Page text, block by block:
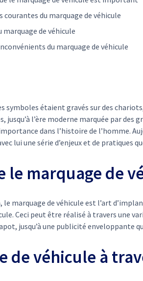
courantes du marquage de véhicule
de véhicule
du marquage de véhicule
symboles étaient gravés sur des
jusqu’à l’ère moderne marquée par des
dans l’histoire de l’homme.
lui une série d’enjeux et de pratiques
le marquage de
marquage de véhicule est l’art
Ceci peut être réalisé à travers une
jusqu’à une publicité enveloppante
de véhicule à